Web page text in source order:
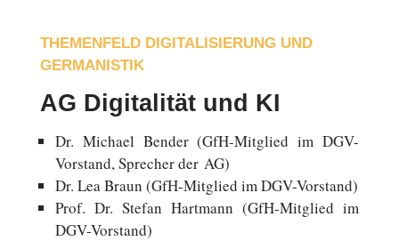
THEMENFELD DIGITALISIERUNG UND
GERMANISTIK
AG Digitalität und KI
Dr. Michael Bender (GfH-Mitglied im DGV-
Vorstand, Spre­cher der AG)
Dr. Lea Braun (GfH-Mitglied im DGV-Vorstand)
Prof. Dr. Stefan Hart­mann (GfH-Mitglied im
DGV-Vorstand)